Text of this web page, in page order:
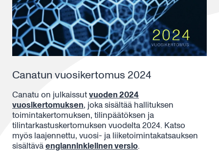
Canatun vuosikertomus 2024
Canatu on julkaissutvuoden 2024
vuosikertomuksen, joka sisältää hallituksen
toimintakertomuksen, tilinpäätöksen ja
tilintarkastuskertomuksen vuodelta 2024. Katso
myös laajennettu, vuosi- ja liiketoimintakatsauksen
sisältäväenglanninkielinen versio.